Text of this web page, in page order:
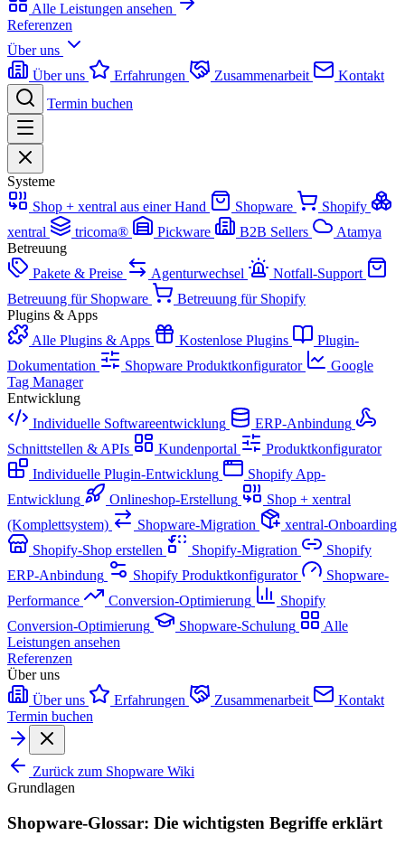
Alle Leistungen ansehen
Referenzen
Über uns
Über uns
Erfahrungen Zusammenarbeit
Kontakt
Termin buchen
Systeme
Shop + xentral aus einer Hand
Shopware
Shopify
xentral
tricoma® Pickware B2B Sellers
Atamya
Betreuung
Pakete & Preise
Agenturwechsel
Notfall-Support
Betreuung für Shopware
Betreuung für Shopify
Plugins & Apps
Alle Plugins & Apps
Kostenlose Plugins
Plugin-
Dokumentation
Shopware Produktkonfigurator
Google
Tag Manager
Entwicklung
Individuelle Softwareentwicklung
ERP-Anbindung
Schnittstellen & APIs
Kundenportal
Produktkonfigurator
Individuelle Plugin-Entwicklung
Shopify App-
Entwicklung
Onlineshop-Erstellung
Shop + xentral
(Komplettsystem)
Shopware-Migration
xentral-Onboarding
Shopify-Shop erstellen
Shopify-Migration
Shopify
ERP-Anbindung
Shopify Produktkonfigurator
Shopware-
Performance
Conversion-Optimierung
Shopify
Conversion-Optimierung
Shopware-Schulung
Alle
Leistungen ansehen
Referenzen
Über uns
Über uns
Erfahrungen Zusammenarbeit
Kontakt
Termin buchen
Zurück zum Shopware Wiki
Grundlagen
Shopware-Glossar: Die wichtigsten Begriffe erklärt